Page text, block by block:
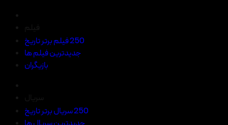
250 فیلم برتر تاریخ
جدیدترین فیلم ها
بازیگران
250 سریال برتر تاریخ